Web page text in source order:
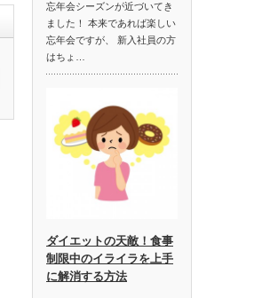
忘年会シーズンが近づいてき
ました！ 本来であれば楽しい
忘年会ですが、 新入社員の方
はちょ…
ダイエットの天敵！食事
制限中のイライラを上手
に解消する方法